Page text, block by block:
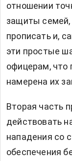
отношении
защиты семей,
прописать и,
эти простые
офицерам, что
намерена их
Вторая часть
действовать
нападения со
обеспечения